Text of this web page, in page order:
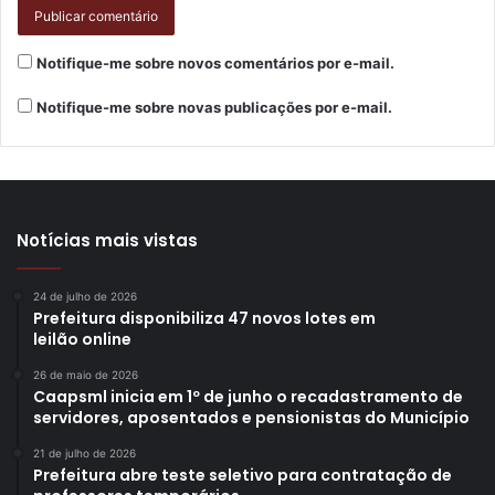
Foto: Emerson Dias/NCom
O governador Ratinho Júnior destacou que investimentos
atraem novos investimentos, e que a modernização do
Aeroporto de Londrina vai contribuir positivamente para
Notifique-me sobre novos comentários por e-mail.
Notifique-me sobre novas publicações por e-mail.
Notícias mais vistas
24 de julho de 2026
Prefeitura disponibiliza 47 novos lotes em
leilão online
26 de maio de 2026
Caapsml inicia em 1º de junho o recadastramento de
servidores, aposentados e pensionistas do Município
21 de julho de 2026
Prefeitura abre teste seletivo para contratação de